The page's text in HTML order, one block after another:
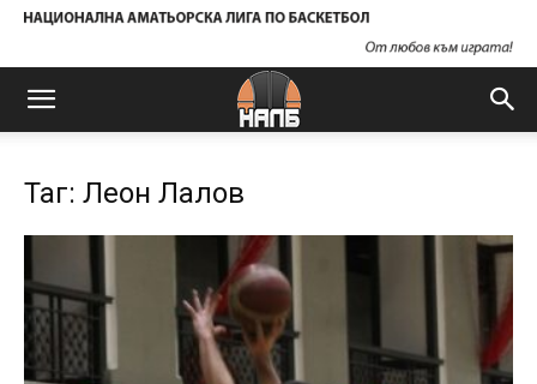
Таг: Леон Лалов